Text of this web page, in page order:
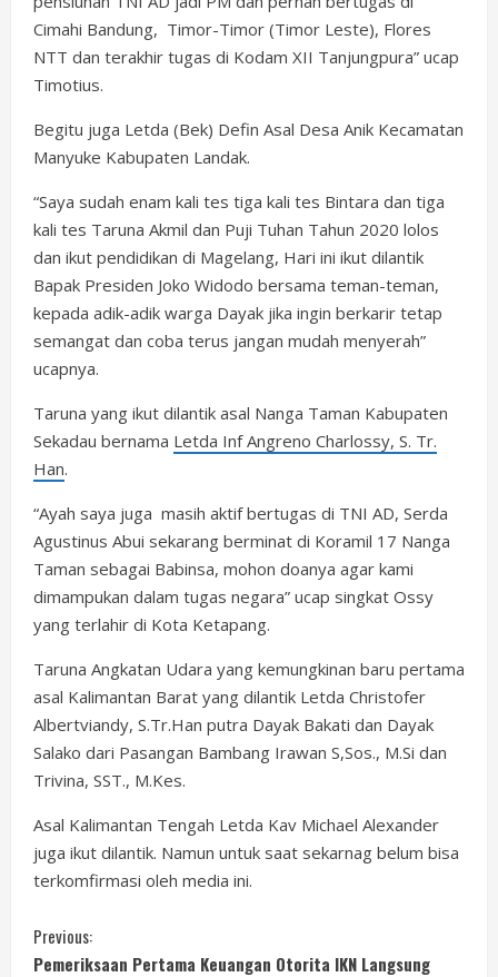
Cimahi Bandung, Timor-Timor (Timor Leste), Flores
NTT dan terakhir tugas di Kodam XII Tanjungpura” ucap
Timotius.
Begitu juga Letda (Bek) Defin Asal Desa Anik Kecamatan
Manyuke Kabupaten Landak.
“Saya sudah enam kali tes tiga kali tes Bintara dan tiga
kali tes Taruna Akmil dan Puji Tuhan Tahun 2020 lolos
dan ikut pendidikan di Magelang, Hari ini ikut dilantik
Bapak Presiden Joko Widodo bersama teman-teman,
kepada adik-adik warga Dayak jika ingin berkarir tetap
semangat dan coba terus jangan mudah menyerah”
ucapnya.
Taruna yang ikut dilantik asal Nanga Taman Kabupaten
Sekadau bernama Letda Inf Angreno Charlossy, S. Tr.
Han.
“Ayah saya juga masih aktif bertugas di TNI AD, Serda
Agustinus Abui sekarang berminat di Koramil 17 Nanga
Taman sebagai Babinsa, mohon doanya agar kami
dimampukan dalam tugas negara” ucap singkat Ossy
yang terlahir di Kota Ketapang.
Taruna Angkatan Udara yang kemungkinan baru pertama
asal Kalimantan Barat yang dilantik Letda Christofer
Albertviandy, S.Tr.Han putra Dayak Bakati dan Dayak
Salako dari Pasangan Bambang Irawan S,Sos., M.Si dan
Trivina, SST., M.Kes.
Asal Kalimantan Tengah Letda Kav Michael Alexander
juga ikut dilantik. Namun untuk saat sekarnag belum bisa
terkomfirmasi oleh media ini.
C
Previous:
Pemeriksaan Pertama Keuangan Otorita IKN Langsung